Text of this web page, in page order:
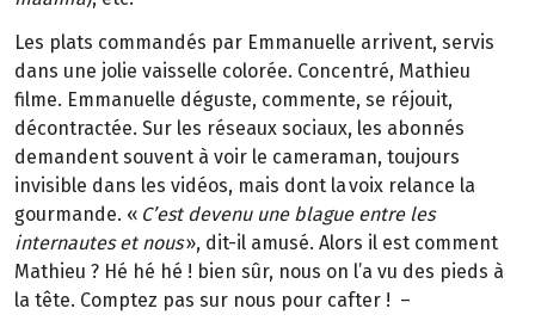
Les plats commandés par Emmanuelle arrivent, servis
dans une jolie vaisselle colorée. Concentré, Mathieu
filme. Emmanuelle déguste, commente, se réjouit,
décontractée. Sur les réseaux sociaux, les abonnés
demandent souvent à voir le cameraman, toujours
invisible dans les vidéos, mais dont la voix relance la
gourmande. « C’est devenu une blague entre les
internautes et nous», dit-il amusé. Alors il est comment
Mathieu ? Hé hé hé ! bien sûr, nous on l’a vu des pieds à
la tête. Comptez pas sur nous pour cafter ! –